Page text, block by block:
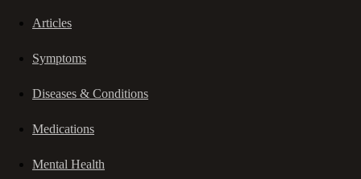
Articles
Symptoms
Diseases & Conditions
Medications
Mental Health